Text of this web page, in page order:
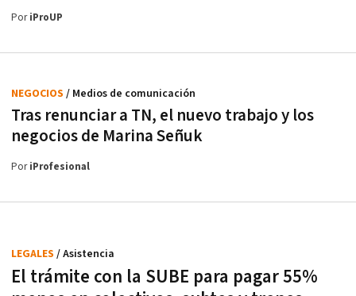
PoriProUP
Tras renunciar a TN, el nuevo trabajo y los
negocios de Marina Señuk
NEGOCIOS / Medios de comunicación
PoriProfesional
El trámite con la SUBE para pagar 55%
LEGALES / Asistencia